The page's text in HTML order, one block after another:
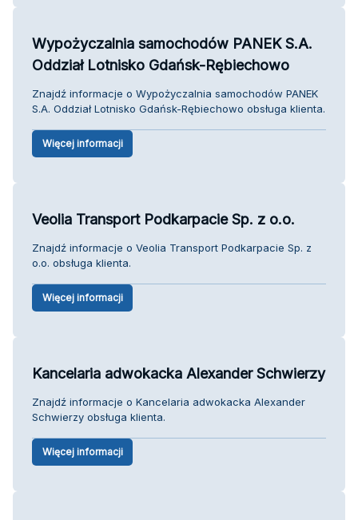
Wypożyczalnia samochodów PANEK S.A.
Oddział Lotnisko Gdańsk-Rębiechowo
Znajdź informacje o Wypożyczalnia samochodów PANEK
S.A. Oddział Lotnisko Gdańsk-Rębiechowo obsługa klienta.
Więcej informacji
Veolia Transport Podkarpacie Sp. z o.o.
Znajdź informacje o Veolia Transport Podkarpacie Sp. z
o.o. obsługa klienta.
Więcej informacji
Kancelaria adwokacka Alexander Schwierzy
Znajdź informacje o Kancelaria adwokacka Alexander
Schwierzy obsługa klienta.
Więcej informacji